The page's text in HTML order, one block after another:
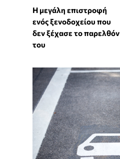
Η μεγάλη επιστροφή
ενός ξενοδοχείου που
δεν ξέχασε το παρελθόν
του